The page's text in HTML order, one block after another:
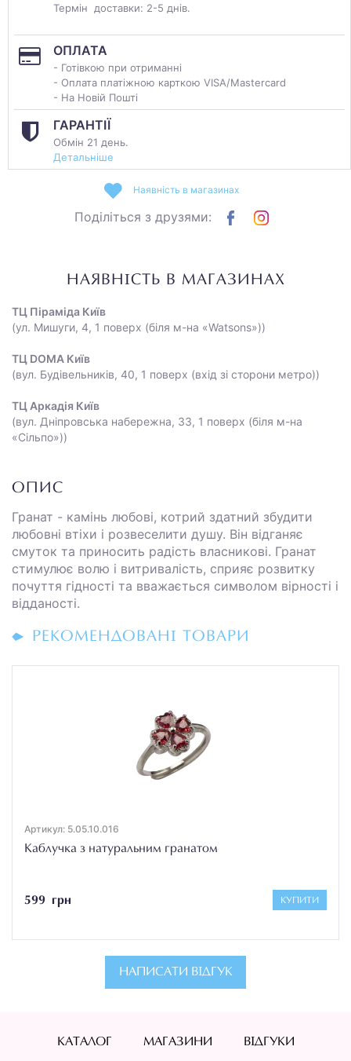
Термін доставки: 2-5 днів.
ОПЛАТА
- Готівкою при отриманні
- Оплата платіжною карткою VISA/Mastercard
- На Новій Пошті
ГАРАНТІЇ
Обмін 21 день.
Детальніше
Наявність в магазинах
Поділіться з друзями:
НАЯВНІСТЬ В МАГАЗИНАХ
ТЦ Піраміда Київ
(ул. Мишуги, 4, 1 поверх (біля м-на «Watsons»))
ТЦ DOMA Київ
(вул. Будівельників, 40, 1 поверх (вхід зі сторони метро))
ТЦ Аркадія Київ
(вул. Дніпровська набережна, 33, 1 поверх (біля м-на
«Сільпо»))
ОПИС
Гранат - камінь любові, котрий здатний збудити
любовні втіхи і розвеселити душу. Він відганяє
смуток та приносить радість власникові. Гранат
стимулює волю і витривалість, сприяє розвитку
почуття гідності та вважається символом вірності і
відданості.
РЕКОМЕНДОВАНІ ТОВАРИ
Артикул: 5.05.10.016
Каблучка з натуральним гранатом
599 грн КУПИТИ
НАПИСАТИ ВІДГУК
КАТАЛОГ МАГАЗИНИ ВІДГУКИ